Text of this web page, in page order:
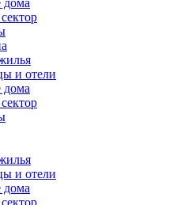
дома
и отели
дома
и отели
дома